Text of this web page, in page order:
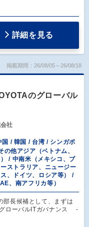
詳細を見る
掲載期間：26/08/05～26/08/18
のグローバル
社
/ 韓国 / 台湾 / シンガポ
他アジア（ベトナム、
/ 中南米（メキシコ、ブ
ストラリア、ニュージー
、ドイツ、ロシア等） /
、南アフリカ等）
長候補として、まずは
ローバルITガバナンス ‐